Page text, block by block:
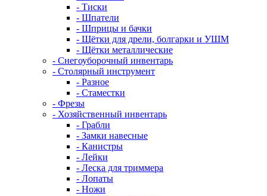
- Тиски
- Шпатели
- Шприцы и бачки
- Щётки для дрели, болгарки и УШМ
- Щётки металлические
- Снегоуборочный инвентарь
- Столярный инструмент
- Разное
- Стаместки
- Фрезы
- Хозяйственный инвентарь
- Грабли
- Замки навесные
- Канистры
- Лейки
- Леска для триммера
- Лопаты
- Ножи